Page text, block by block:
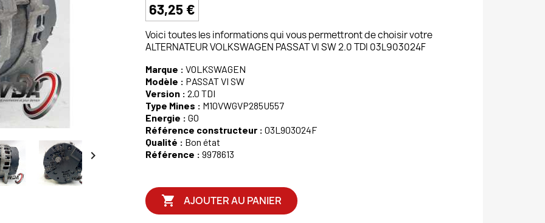

63,25 €
Voici toutes les informations qui vous permettront de choisir votre
ALTERNATEUR VOLKSWAGEN PASSAT VI SW 2.0 TDI 03L903024F
Marque : VOLKSWAGEN
Modèle : PASSAT VI SW
Version : 2.0 TDI
Type Mines : M10VWGVP285U557
Energie : GO
Référence constructeur : 03L903024F
Qualité : Bon état
Référence : 9978613
 AJOUTER AU PANIER